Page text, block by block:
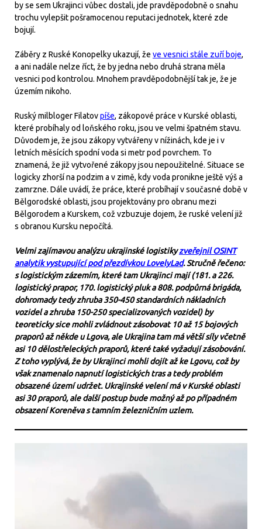
by se sem Ukrajinci vůbec dostali, jde pravděpodobně o snahu
trochu vylepšit pošramocenou reputaci jednotek, které zde
bojují.
Záběry z Ruské Konopelky ukazují, že ve vesnici stále zuří boje,
a ani nadále nelze říct, že by jedna nebo druhá strana měla
vesnici pod kontrolou. Mnohem pravděpodobnější tak je, že je
územím nikoho.
Ruský milbloger Filatovpíše, zákopové práce v Kurské oblasti,
které probíhaly od loňského roku, jsou ve velmi špatném stavu.
Důvodem je, že jsou zákopy vytvářeny v nížinách, kde je i v
letních měsících spodní voda si metr pod povrchem. To
znamená, že již vytvořené zákopy jsou nepoužitelné. Situace se
logicky zhorší na podzim a v zimě, kdy voda pronikne ještě výš a
zamrzne. Dále uvádí, že práce, které probíhají v současné době v
Bělgorodské oblasti, jsou projektovány pro obranu mezi
Bělgorodem a Kurskem, což vzbuzuje dojem, že ruské velení již
s obranou Kursku nepočítá.
Velmi zajímavou analýzu ukrajinské logistikyzveřejnil OSINT
analytik vystupující pod přezdívkou LovelyLad. Stručně řečeno:
s logistickým zázemím, které tam Ukrajinci mají (181. a 226.
logistický prapor, 170. logistický pluk a 808. podpůrná brigáda,
dohromady tedy zhruba 350-450 standardních nákladních
vozidel a zhruba 150-250 specializovaných vozidel) by
teoreticky sice mohli zvládnout zásobovat 10 až 15 bojových
praporů až někde u Lgova, ale Ukrajina tam má větší síly včetně
asi 10 dělostřeleckých praporů, které také vyžadují zásobování.
Z toho vyplývá, že by Ukrajinci mohli dojít až ke Lgovu, což by
však znamenalo napnutí logistických tras a tedy problém
obsazené území udržet. Ukrajinské velení má v Kurské oblasti
asi 30 praporů, ale další postup bude možný až po případném
obsazení Koreněva s tamním železničním uzlem.